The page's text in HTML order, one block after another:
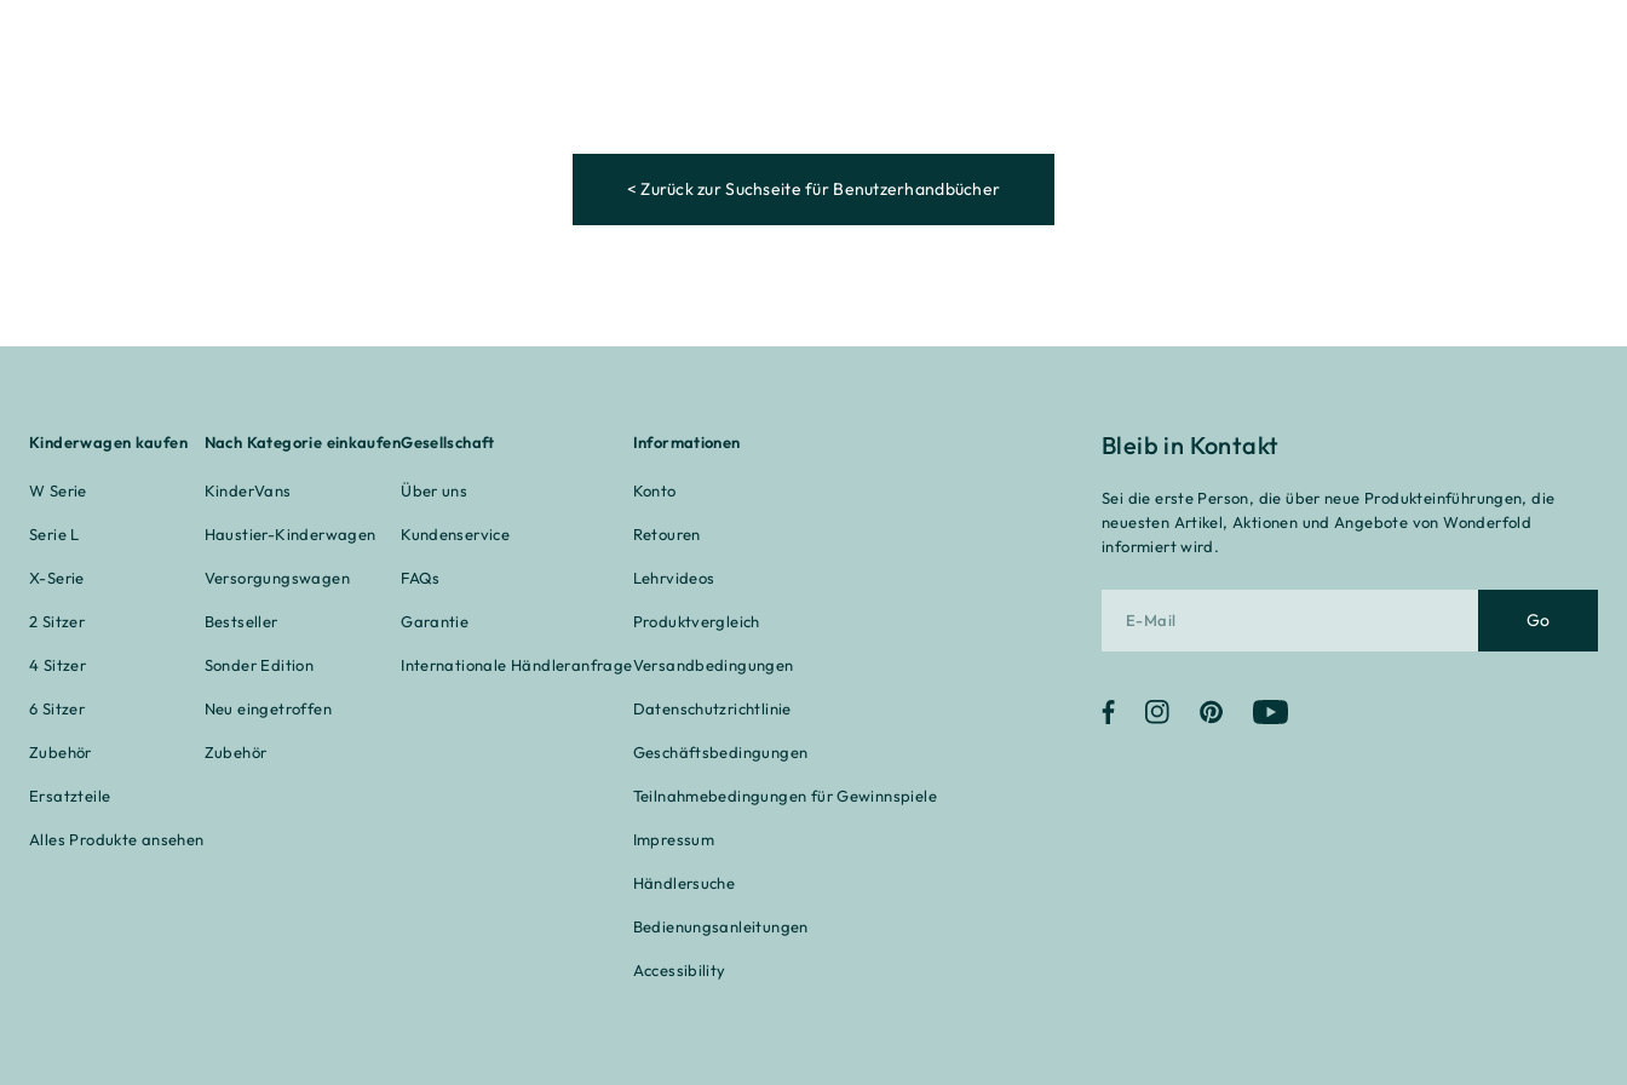
< Zurück zur Suchseite für Benutzerhandbücher
Kinderwagen kaufen
W Serie
Serie L
X-Serie
2 Sitzer
4 Sitzer
6 Sitzer
Zubehör
Ersatzteile
Alles Produkte ansehen
Nach Kategorie einkaufen
KinderVans
Haustier-Kinderwagen
Versorgungswagen
Bestseller
Sonder Edition
Neu eingetroffen
Zubehör
Gesellschaft
Über uns
Kundenservice
FAQs
Garantie
Internationale Händleranfrage
Informationen
Konto
Retouren
Lehrvideos
Produktvergleich
Versandbedingungen
Datenschutzrichtlinie
Geschäftsbedingungen
Teilnahmebedingungen für Gewinnspiele
Impressum
Händlersuche
Bedienungsanleitungen
Accessibility
Bleib in Kontakt
Sei die erste Person, die über neue Produkteinführungen, die
neuesten Artikel, Aktionen und Angebote von Wonderfold
informiert wird.
Go
FacebookInstagramPinterest YouTube